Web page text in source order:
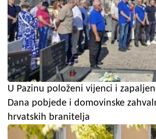
U Pazinu položeni vijenci i
Dana pobjede i domovinske
hrvatskih branitelja